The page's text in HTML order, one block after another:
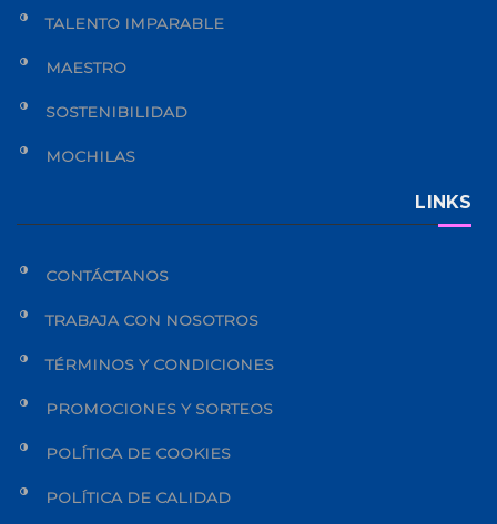
TALENTO IMPARABLE
MAESTRO
SOSTENIBILIDAD
MOCHILAS
LINKS
CONTÁCTANOS
TRABAJA CON NOSOTROS
TÉRMINOS Y CONDICIONES
PROMOCIONES Y SORTEOS
POLÍTICA DE COOKIES
POLÍTICA DE CALIDAD